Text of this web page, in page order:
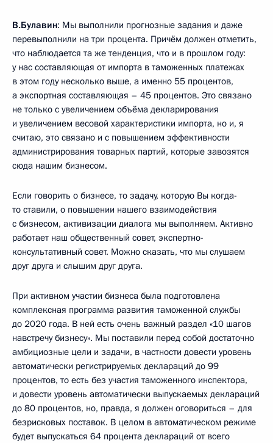
В.Булавин: Мы выполнили прогнозные задания и даже
перевыполнили на три процента. Причём должен отметить,
что наблюдается та же тенденция, что и в прошлом году:
у нас составляющая от импорта в таможенных платежах
в этом году несколько выше, а именно 55 процентов,
а экспортная составляющая – 45 процентов. Это связано
не только с увеличением объёма декларирования
и увеличением весовой характеристики импорта, но и, я
считаю, это связано и с повышением эффективности
администрирования товарных партий, которые завозятся
сюда нашим бизнесом.
Если говорить о бизнесе, то задачу, которую Вы когда-
то ставили, о повышении нашего взаимодействия
с бизнесом, активизации диалога мы выполняем. Активно
работает наш общественный совет, экспертно-
консультативный совет. Можно сказать, что мы слушаем
друг друга и слышим друг друга.
При активном участии бизнеса была подготовлена
комплексная программа развития таможенной службы
до 2020 года. В ней есть очень важный раздел «10 шагов
навстречу бизнесу». Мы поставили перед собой достаточно
амбициозные цели и задачи, в частности довести уровень
автоматически регистрируемых деклараций до 99
процентов, то есть без участия таможенного инспектора,
и довести уровень автоматически выпускаемых деклараций
до 80 процентов, но, правда, я должен оговориться – для
безрисковых поставок. В целом в автоматическом режиме
будет выпускаться 64 процента деклараций от всего